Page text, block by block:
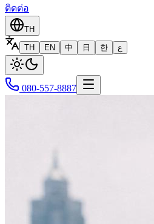
ติดต่อ
TH
TH
EN 中 日 한 ع
080-557-8887